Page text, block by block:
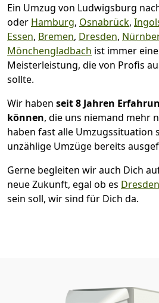
Ein Umzug von Ludwigsburg
oder Hamburg, Osnabrück,
Essen, Bremen, Dresden,
Mönchen­gladbach ist immer
Meisterleistung, die von Profis
sollte.
Wir haben seit8 Jahren
können, die uns niemand mehr
haben fast alle Umzugssituation
unzählige Umzüge bereits
Gerne begleiten wir auch Dich
neue Zukunft, egal ob es Dresden
sein soll, wir sind für Dich da.